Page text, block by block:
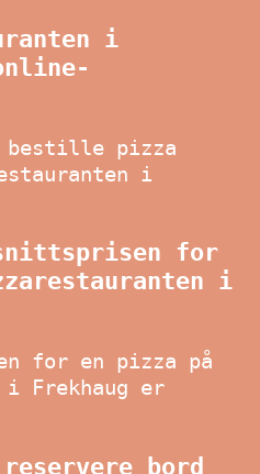
i
bestille pizza
i
for
i
for en pizza på
i Frekhaug er
bord